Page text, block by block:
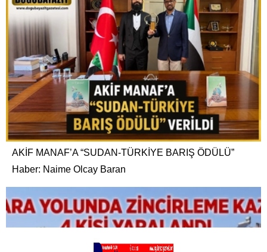
AKİF MANAF’A “SUDAN-TÜRKİYE BARIŞ ÖDÜLÜ”
Haber: Naime Olcay Baran